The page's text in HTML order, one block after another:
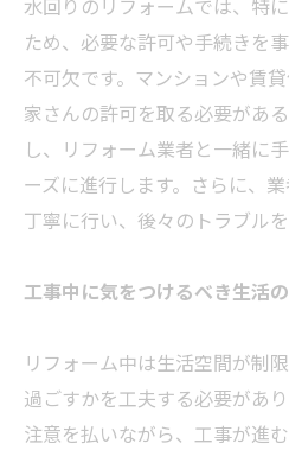
水回りのリフォームでは、特
ため、必要な許可や手続きを
不可欠です。マンションや賃
家さんの許可を取る必要があ
し、リフォーム業者と一緒に
ーズに進行します。さらに、
丁寧に行い、後々のトラブル
工事中に気をつけるべき生活
リフォーム中は生活空間が制
過ごすかを工夫する必要があ
注意を払いながら、工事が進